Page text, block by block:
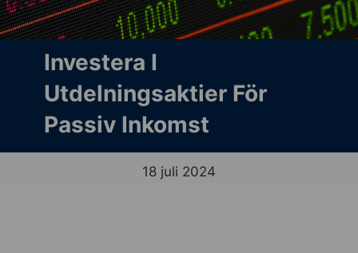
Investera I
Utdelningsaktier För
Passiv Inkomst
18 juli 2024